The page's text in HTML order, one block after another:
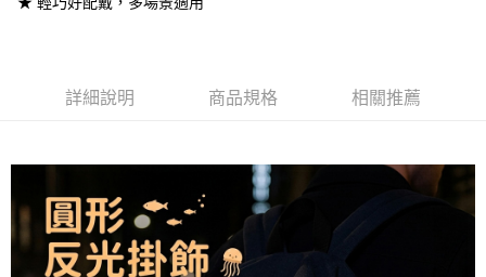
便利好安心！
【「AFTEE先享後付」結帳流程】
２．訂單成立數日內，您將收到繳費通知簡訊。
３．收到繳費通知簡訊後14天內，點擊此簡訊中的連結，可透過四大超商／
ATM／網路銀行／等多元方式進行付款，方視為交易完成。
※ 請注意：結帳手續完成當下不需立刻繳費，但若您需要取消訂單，請聯絡
購買商品的店家。未經商家同意取消之訂單仍視為有效，需透過AFTEE先享
後付繳納相關費用。
每筆NT$60，滿NT$1,000(含以上)免運費
7-11取貨付款
詳細說明 商品規格 相關推薦